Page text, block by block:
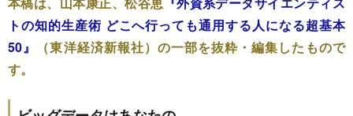
トの知的生産術 どこへ行っても通用する人になる超基本
50』
（東洋経済新報社）の一部を抜粋・編集したもので
す。